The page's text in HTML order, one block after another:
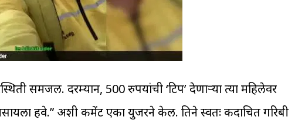
समजली. दरम्यान, 500 रुपयांची ‘टिप’ देणाऱ्या त्या महिलेवर
हवे.” अशी कमेंट एका युजरने केली. तिने स्वतः कदाचित गरिबी